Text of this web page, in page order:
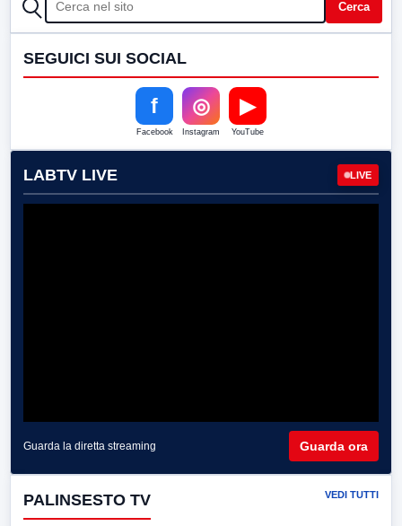
Cerca
SEGUICI SUI SOCIAL
f
Facebook
◎
Instagram
▶
YouTube
LABTV LIVE LIVE
Guarda la diretta streaming Guarda ora
PALINSESTO TV VEDI TUTTI